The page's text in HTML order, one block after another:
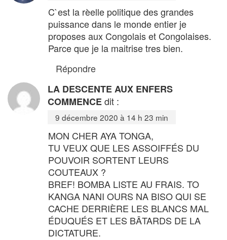
C`est la rèelle politique des grandes
puissance dans le monde entier je
proposes aux Congolais et Congolaises.
Parce que je la maitrise tres bien.
Répondre
LA DESCENTE AUX ENFERS
COMMENCEdit :
9 décembre 2020 à 14 h 23 min
MON CHER AYA TONGA,
TU VEUX QUE LES ASSOIFFÉS DU
POUVOIR SORTENT LEURS
COUTEAUX ?
BREF! BOMBA LISTE AU FRAIS. TO
KANGA NANI OURS NA BISO QUI SE
CACHE DERRIÈRE LES BLANCS MAL
ÉDUQUÉS ET LES BÂTARDS DE LA
DICTATURE.